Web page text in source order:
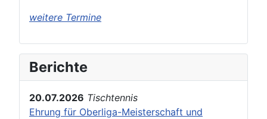
weitere Termine
Berichte
20.07.2026 Tischtennis
Ehrung für Oberliga-Meisterschaft und